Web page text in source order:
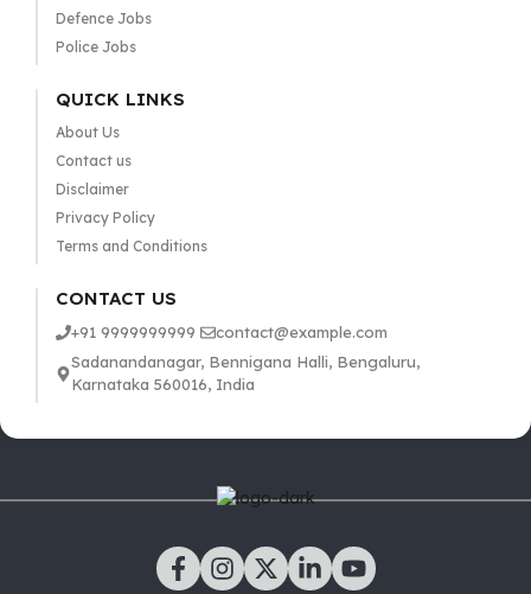
Defence Jobs
Police Jobs
QUICK LINKS
About Us
Contact us
Disclaimer
Privacy Policy
Terms and Conditions
CONTACT US
+91 9999999999
contact@example.com
Sadanandanagar, Bennigana Halli, Bengaluru,
Karnataka 560016, India